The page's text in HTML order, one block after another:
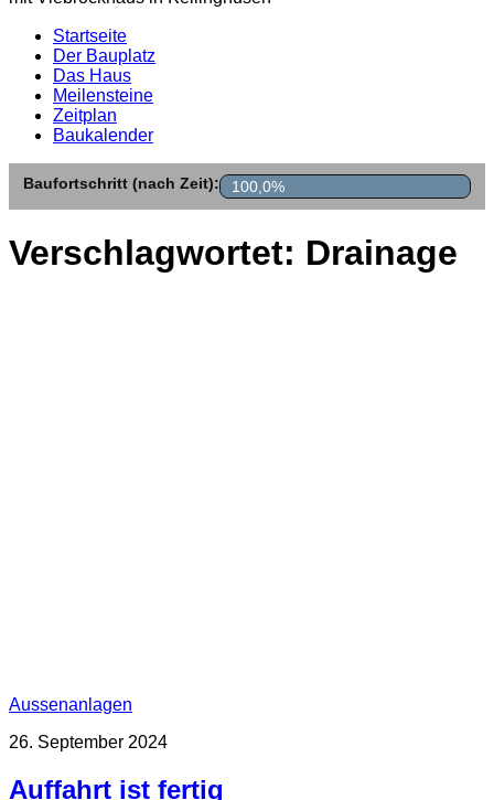
Startseite
Der Bauplatz
Das Haus
Meilensteine
Zeitplan
Baukalender
Baufortschritt (nach Zeit): 100,0%
Verschlagwortet: Drainage
Aussenanlagen
26. September 2024
Auffahrt ist fertig